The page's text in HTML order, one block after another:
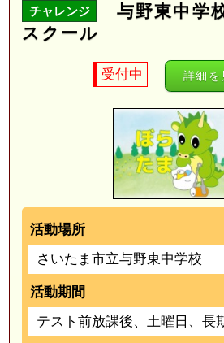
チャレンジ
与野東中学
スクール
受付中 詳細を
活動場所
さいたま市立与野東中学校
活動期間
テスト前放課後、土曜日、長